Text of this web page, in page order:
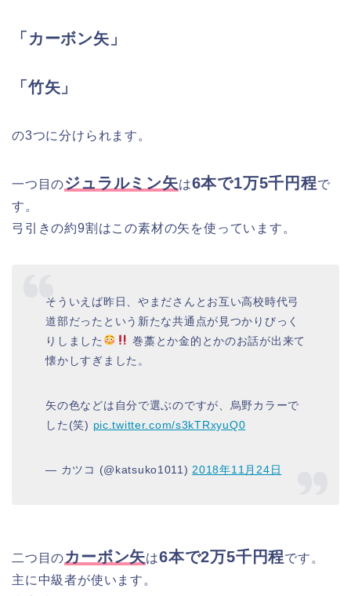
「カーボン矢」
「竹矢」
の3つに分けられます。
一つ目のジュラルミン矢は6本で1万5千円程で
す。
弓引きの約9割はこの素材の矢を使っています。
そういえば昨日、やまださんとお互い高校時代弓
道部だったという新たな共通点が見つかりびっく
りしました
巻藁とか金的とかのお話が出来て
懐かしすぎました。
矢の色などは自分で選ぶのですが、烏野カラーで
した(笑) pic.twitter.com/s3kTRxyuQ0
— カツコ (@katsuko1011) 2018年11月24日
二つ目のカーボン矢は6本で2万5千円程です。
主に中級者が使います。